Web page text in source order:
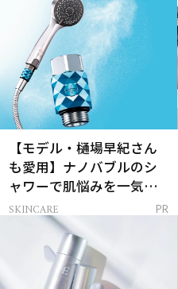
【モデル・樋場早紀さん
も愛用】ナノバブルのシ
ャワーで肌悩みを一気に
解決
SKINCARE PR